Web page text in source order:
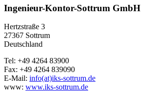
Ingenieur-Kontor-Sottrum GmbH
Hertzstraße 3
27367 Sottrum
Deutschland
Tel: +49 4264 83900
Fax: +49 4264 839090
E-Mail: info(at)iks-sottrum.de
www: www.iks-sottrum.de